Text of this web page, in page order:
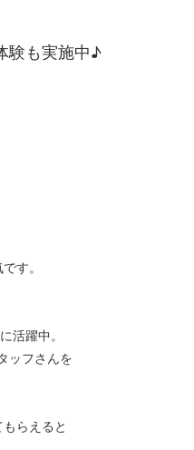
験も実施中♪
す。
活躍中。
ッフさんを
らえると